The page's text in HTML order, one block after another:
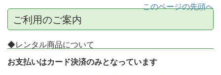
このページの先頭へ
ご利用のご案内
◆レンタル商品について
お支払いはカード決済のみとなっています